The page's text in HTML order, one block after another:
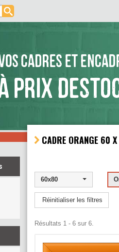
CADRES ET
PRIX
CADRE ORANGE 60
60x80
Réinitialiser les filtres
Résultats 1 - 6 sur 6.